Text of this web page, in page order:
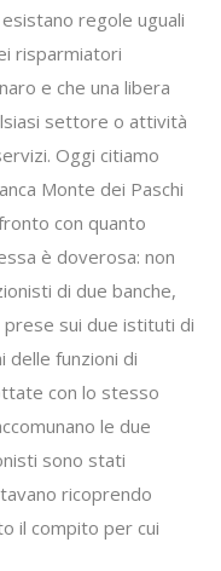
regole uguali
risparmiatori
e che una libera
settore o attività
Oggi citiamo
Monte dei Paschi
con quanto
è doverosa: non
di due banche,
sui due istituti di
delle funzioni di
con lo stesso
le due
sono stati
ricoprendo
il compito per cui